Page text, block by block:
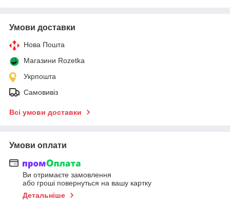
Умови доставки
Нова Пошта
Магазини Rozetka
Укрпошта
Самовивіз
Всі умови доставки
Умови оплати
Ви отримаєте замовлення
або гроші повернуться на вашу картку
Детальніше